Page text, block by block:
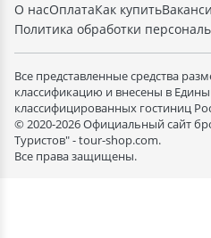
О насОплатаКак купить
Политика обработки
Все представленные средства
классификацию и внесены в
классифицированных гостиниц
© 2020-2026 Официальный сайт
Туристов" - tour-shop.com.
Все права защищены.